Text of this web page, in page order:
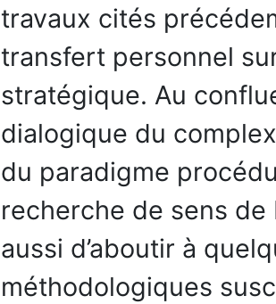
travaux cités
transfert personnel
stratégique. Au
dialogique du
du paradigme
recherche de sens de
aussi d’aboutir à
méthodologiques